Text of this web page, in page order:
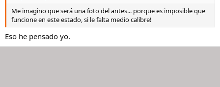
Me imagino que será una foto del antes... porque es imposible que
funcione en este estado, si le falta medio calibre!
Eso he pensado yo.